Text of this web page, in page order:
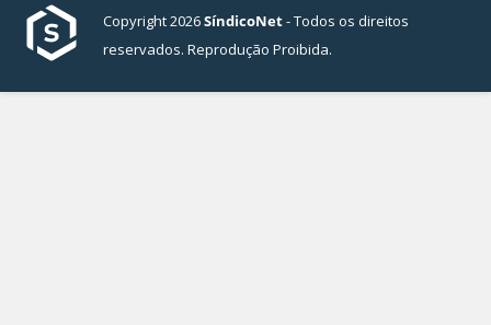
Copyright 2026SíndicoNet- Todos os direitos
reservados. Reprodução Proibida.